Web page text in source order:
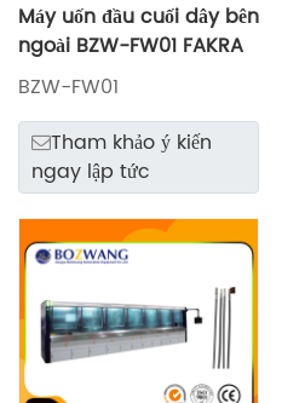
Máy uốn đầu cuối dây bên
ngoài BZW-FW01 FAKRA
BZW-FW01
Tham khảo ý kiến ​​
ngay lập tức